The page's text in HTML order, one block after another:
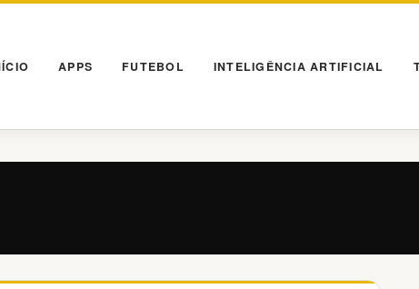
APPS FUTEBOL INTELIGÊNCIA ARTIFICIAL